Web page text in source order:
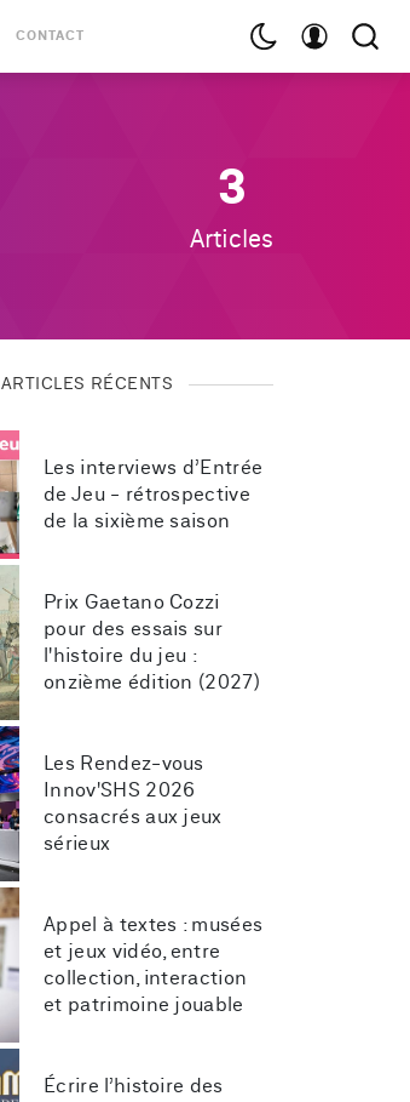
CONTACT
3
Articles
ARTICLES RÉCENTS
Les interviews d’Entrée
de Jeu - rétrospective
de la sixième saison
Prix Gaetano Cozzi
pour des essais sur
l'histoire du jeu :
onzième édition (2027)
Les Rendez-vous
Innov'SHS 2026
consacrés aux jeux
sérieux
Appel à textes : musées
et jeux vidéo, entre
collection, interaction
et patrimoine jouable
Écrire l’histoire des